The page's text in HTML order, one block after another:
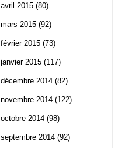
avril 2015 (80)
mars 2015 (92)
février 2015 (73)
janvier 2015 (117)
décembre 2014 (82)
novembre 2014 (122)
octobre 2014 (98)
septembre 2014 (92)